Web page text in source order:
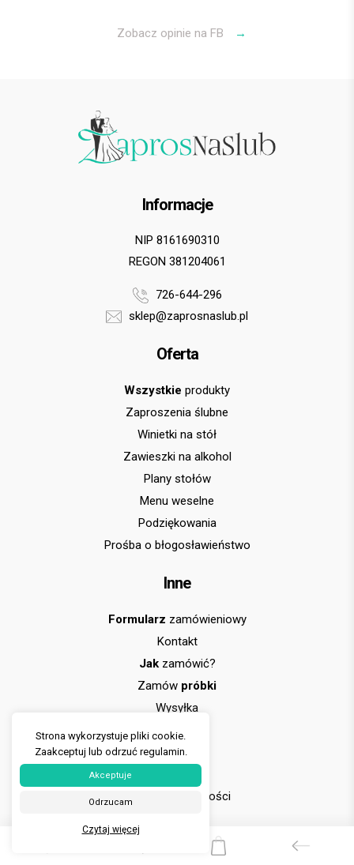
Polecamy gorąco! 6 gwiazdek na 5 możliwych
Zobacz opinie na FB →
Informacje
NIP 8161690310
REGON 381204061
726-644-296
sklep@zaprosnaslub.pl
Oferta
Wszystkie produkty
Zaproszenia ślubne
Winietki na stół
Zawieszki na alkohol
Plany stołów
Menu weselne
Podziękowania
Prośba o błogosławieństwo
Inne
Formularz zamówieniowy
Kontakt
Jakzamówić?
Zamów próbki
Wysyłka
FAQ
Regulamin
Polityka prywatności
Social Media
Strona wykorzystuje pliki cookie.
Zaakceptuj lub odrzuć regulamin.
Akceptuje
Odrzucam
Czytaj więcej